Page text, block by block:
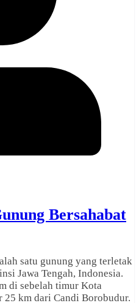
Bersahabat
satu gunung yang terletak
Jawa Tengah, Indonesia.
di sebelah timur Kota
25 km dari Candi Borobudur.